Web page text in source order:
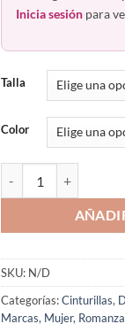
Inicia sesión para
Talla
Color
SKU: N/D
Categorías:Cinturillas,
Marcas, Mujer, Romanza